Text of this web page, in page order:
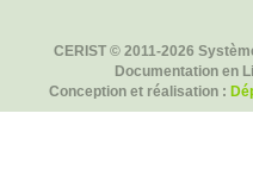
CERIST © 2011-2026
Documentation en
Conception et réalisation :